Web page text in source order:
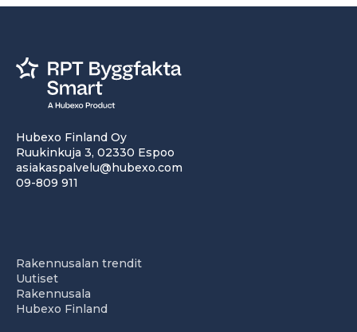
Hubexo Finland Oy
Ruukinkuja 3, 02330 Espoo
asiakaspalvelu@hubexo.com
09-809 911
Rakennusalan trendit
Uutiset
Rakennusala
Hubexo Finland